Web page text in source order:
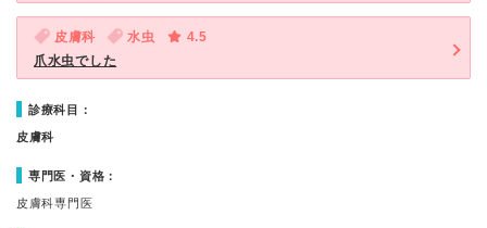
皮膚科 水虫
4.5
爪水虫でした
診療科目：
皮膚科
専門医・資格：
皮膚科専門医